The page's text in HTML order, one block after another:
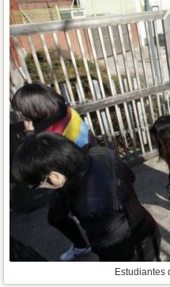
Estudiantes